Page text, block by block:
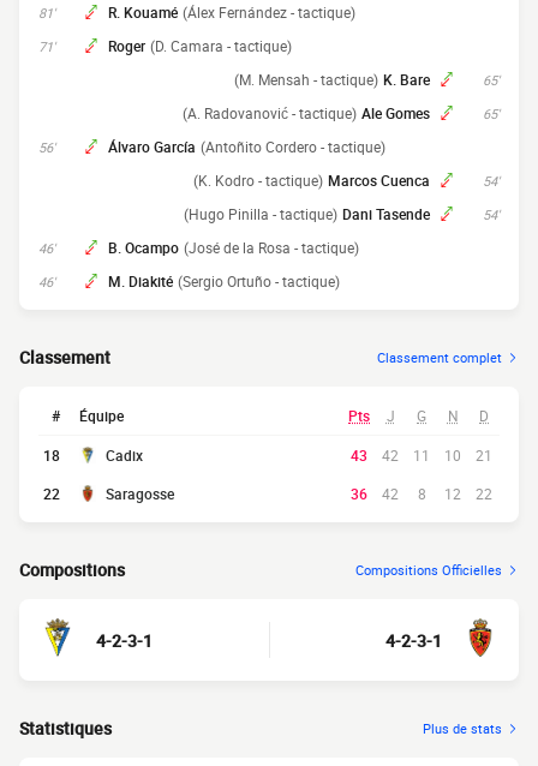
81' R. Kouamé (Álex Fernández - tactique)
71' Roger (D. Camara - tactique)
65'
K. Bare
(M. Mensah - tactique)
65'
Ale Gomes
(A. Radovanović - tactique)
56' Álvaro García (Antoñito Cordero - tactique)
54'
Marcos Cuenca
(K. Kodro - tactique)
54'
Dani Tasende
(Hugo Pinilla - tactique)
46' B. Ocampo (José de la Rosa - tactique)
46' M. Diakité (Sergio Ortuño - tactique)
Classement Classement complet
# Équipe Pts J G N D
18 Cadix 43 42 11 10
21
22
Saragosse 36 42 8 12 22
Compositions Compositions Officielles
4-2-3-1 4-2-3-1
Statistiques Plus de stats